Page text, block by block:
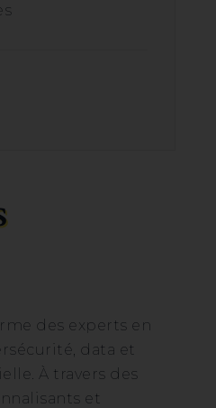
des experts en
data et
À travers des
et